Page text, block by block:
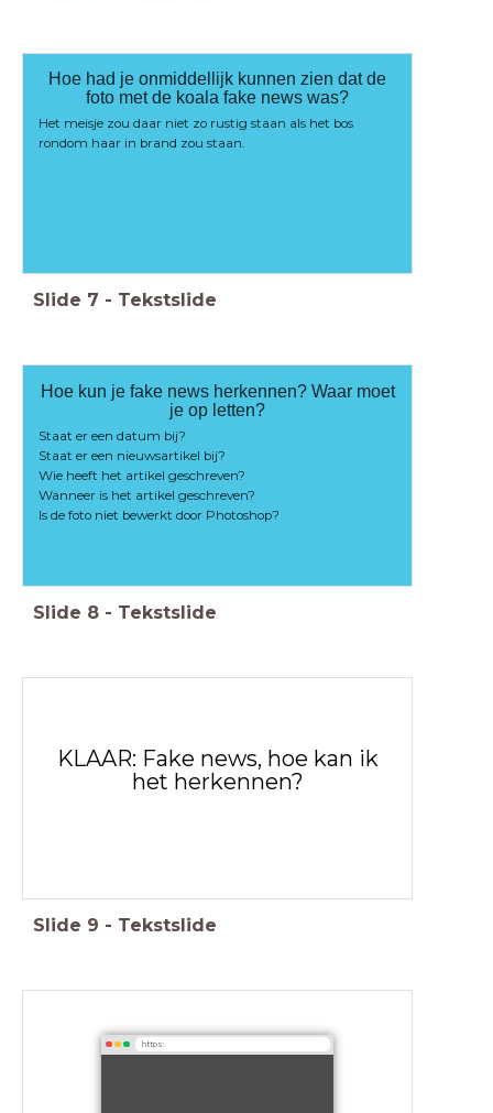
Hoe had je onmiddellijk kunnen zien dat de
foto met de koala fake news was?
Het meisje zou daar niet zo rustig staan als het bos
rondom haar in brand zou staan.
Slide 7 - Tekstslide
Hoe kun je fake news herkennen? Waar moet
je op letten?
Staat er een datum bij?
Staat er een nieuwsartikel bij?
Wie heeft het artikel geschreven?
Wanneer is het artikel geschreven?
Is de foto niet bewerkt door Photoshop?
Slide 8 - Tekstslide
KLAAR: Fake news, hoe kan ik
het herkennen?
Slide 9 - Tekstslide
https: